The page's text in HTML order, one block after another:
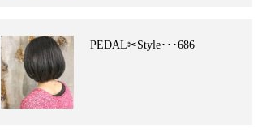
PEDAL✂︎Style･･･686